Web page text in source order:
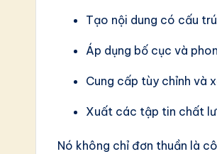
Tạo nội dung có cấu
Áp dụng bố cục và
Cung cấp tùy chỉnh và
Xuất các tập tin chất
Nó không chỉ đơn thuần là